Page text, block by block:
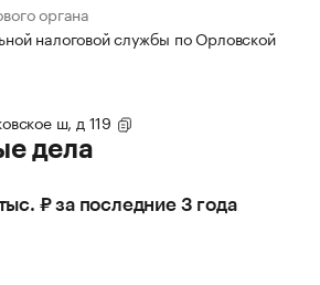
органа
налоговой службы по Орловской
ш, д 119
дела
₽ за последние 3 года